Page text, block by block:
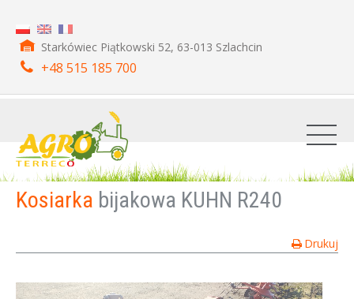
Starkówiec Piątkowski 52, 63-013 Szlachcin
+48 515 185 700
Kosiarka bijakowa KUHN R240
Drukuj